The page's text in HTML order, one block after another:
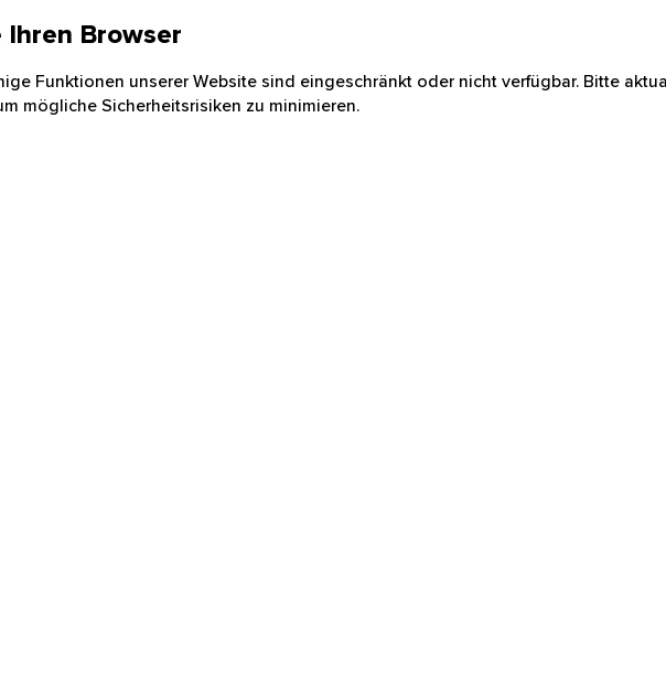
Browser
Funktionen unserer Website sind eingeschränkt oder nicht verfügbar. Bitte
mögliche Sicherheitsrisiken zu minimieren.